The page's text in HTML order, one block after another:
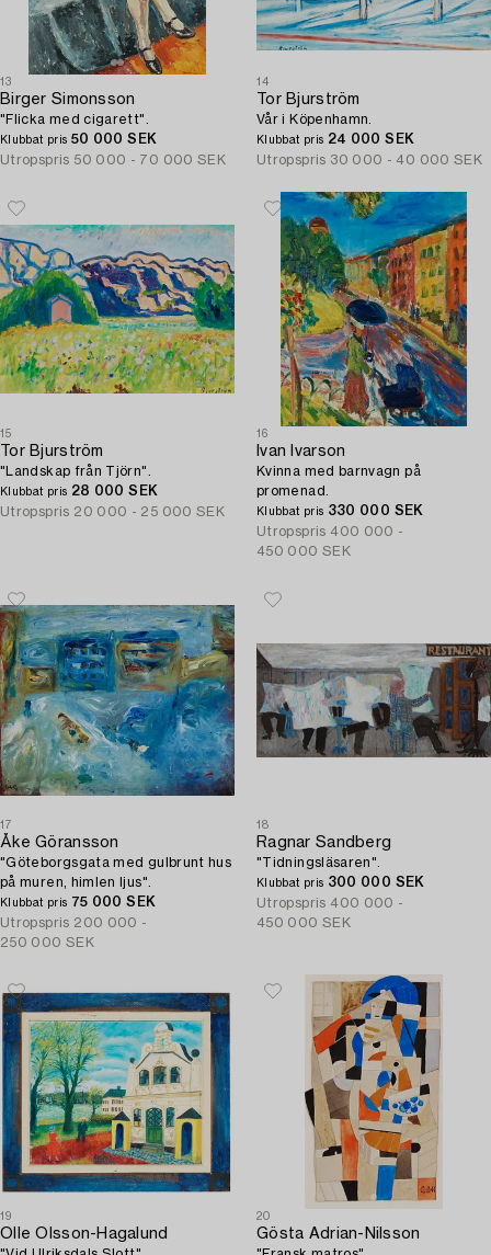
13
Birger Simonsson
"Flicka med cigarett".
Klubbat pris 50 000 SEK
Utropspris 50 000 - 70 000 SEK
14
Tor Bjurström
Vår i Köpenhamn.
Klubbat pris 24 000 SEK
Utropspris 30 000 - 40 000 SEK
15
Tor Bjurström
"Landskap från Tjörn".
Klubbat pris 28 000 SEK
Utropspris 20 000 - 25 000 SEK
16
Ivan Ivarson
Kvinna med barnvagn på
promenad.
Klubbat pris 330 000 SEK
Utropspris 400 000 -
450 000 SEK
17
Åke Göransson
"Göteborgsgata med gulbrunt hus
på muren, himlen ljus".
Klubbat pris 75 000 SEK
Utropspris 200 000 -
250 000 SEK
18
Ragnar Sandberg
"Tidningsläsaren".
Klubbat pris 300 000 SEK
Utropspris 400 000 -
450 000 SEK
19
Olle Olsson-Hagalund
20
Gösta Adrian-Nilsson